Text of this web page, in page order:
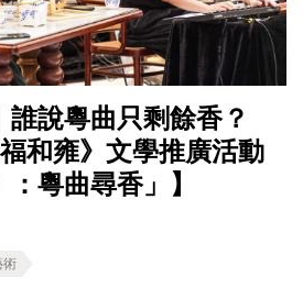
說粵曲只剩餘香？
和雍》文學推廣活動
粵曲尋香」】
術